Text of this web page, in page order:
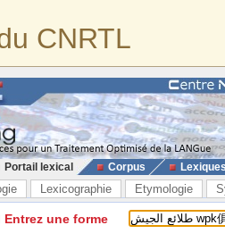
CNRTL
Portail lexical Corpus
Lexicographie Etymologie
Entrez une forme